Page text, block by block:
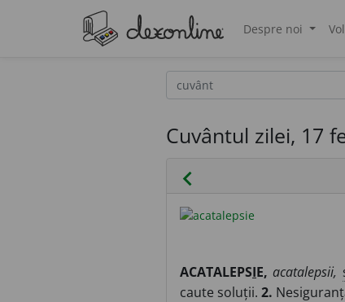
Despre noi
Cuvântul zilei, 17
chevron_left
ACATALEPSIE, acatalepsii,
caute soluții. 2.